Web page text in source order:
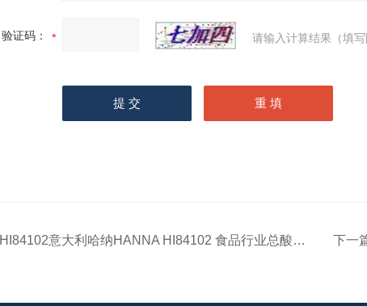
验证码： 请输入计算结果（填
HI84102意大利哈纳HANNA HI84102 食品行业总酸滴定分析仪 下一